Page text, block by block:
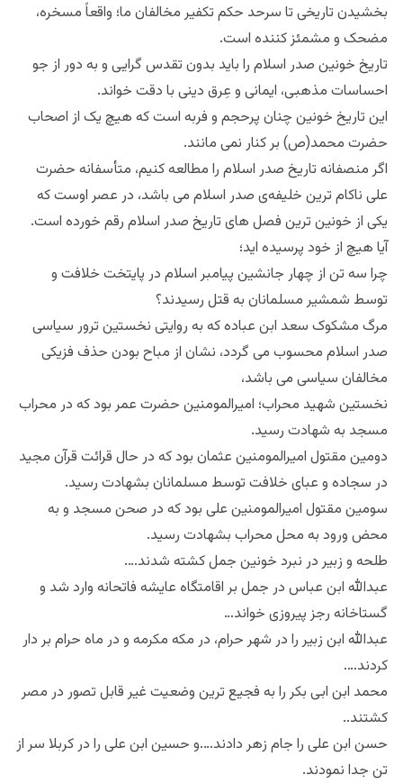
بخشیدن تاریخی تا سرحد حکم تکفیر مخالفان ما؛ واقعاً مسخره،
مضحک و مشمئز کننده است.
تاریخ خونین صدر اسلام را باید بدون تقدس گرایی و به دور از جو
احساسات مذهبی، ایمانی و عِرق دینی با دقت خواند.
این تاریخ خونین چنان پرحجم و فربه است که هیچ یک از اصحاب
حضرت محمد(ص) بر کنار نمی مانند.
اگر منصفانه تاریخ صدر اسلام را مطالعه کنیم، متأسفانه حضرت
علی ناکام ترین خلیفه‌ی صدر اسلام می باشد، در عصر اوست که
یکی از خونین ترین فصل های تاریخ صدر اسلام رقم خورده است.
آیا هیچ از خود پرسیده اید؛
چرا سه تن از چهار جانشین پیامبر اسلام در پایتخت خلافت و
توسط‌ شمشیر مسلمانان به قتل رسیدند؟
مرگ مشکوک سعد ابن عباده که به روایتی نخستین ترور سیاسی
صدر اسلام محسوب می گردد، نشان از مباح بودن حذف فزیکی
مخالفان سیاسی می باشد،
نخستین شهید محراب؛ امیرالمومنین حضرت عمر بود که در محراب
مسجد به شهادت رسید.
دومین مقتول امیرالمومنین عثمان بود که در حال قرائت قرآن مجید
در سجاده و عبای خلافت توسط مسلمانان بشهادت رسید.
سومین مقتول امیرالمومنین علی بود که در صحن مسجد و به
محض ورود به محل محراب بشهادت رسید.
طلحه و زبیر در نبرد خونین جمل کشته شدند….
عبدالله ابن عباس در جمل بر اقامتگاه عایشه فاتحانه وارد شد و
گستاخانه رجز پیروزی خواند…
عبدالله ابن زبیر را در شهر حرام، در مکه مکرمه و در ماه حرام بر دار
کردند….
محمد ابن ابی بکر را به فجیع ترین وضعیت غیر قابل تصور در مصر
کشتند..
حسن ابن علی را جام زهر دادند….و حسین ابن علی را در کربلا سر از
تن جدا نمودند.